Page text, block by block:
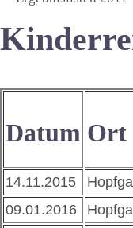
Datum Ort
14.11.2015
09.01.2016